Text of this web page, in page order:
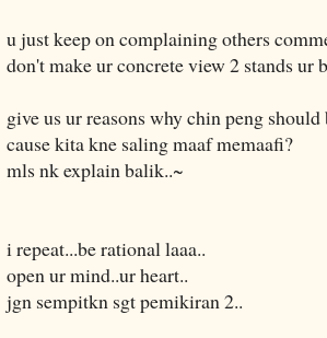
u just keep on complaining others
don't make ur concrete view 2 stands ur
give us ur reasons why chin peng
cause kita kne saling maaf memaafi?
mls nk explain balik..~
i repeat...be rational laaa..
open ur mind..ur heart..
jgn sempitkn sgt pemikiran 2..